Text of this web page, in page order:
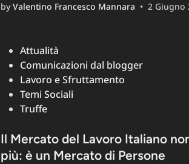
sito
inversa
che
ti
abbona
senza
byValentino Francesco Mannara • 2 Giugno
PostedAttualità
Comunicazioni dal blogger
Lavoro e Sfruttamento
Temi Sociali
Truffe
Il Mercato del Lavoro Italiano
più: è un Mercato di Persone